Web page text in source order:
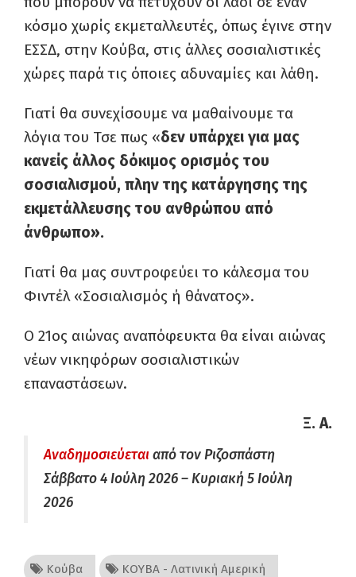
κόσμο χωρίς εκμεταλλευτές, όπως έγινε στην
ΕΣΣΔ, στην Κούβα, στις άλλες σοσιαλιστικές
χώρες παρά τις όποιες αδυναμίες και λάθη.
Γιατί θα συνεχίσουμε να μαθαίνουμε τα
λόγια του Τσε πως «δεν υπάρχει για μας
κανείς άλλος δόκιμος ορισμός του
σοσιαλισμού, πλην της κατάργησης της
εκμετάλλευσης του ανθρώπου από
άνθρωπο».
Γιατί θα μας συντροφεύει το κάλεσμα του
Φιντέλ «Σοσιαλισμός ή θάνατος».
Ο 21ος αιώνας αναπόφευκτα θα είναι αιώνας
νέων νικηφόρων σοσιαλιστικών
επαναστάσεων.
Ξ. Α.
Αναδημοσιεύεται από τον Ριζοσπάστη
Σάββατο 4 Ιούλη 2026 – Κυριακή 5 Ιούλη
2026
Κούβα ΚΟΥΒΑ - Λατινική Αμερική